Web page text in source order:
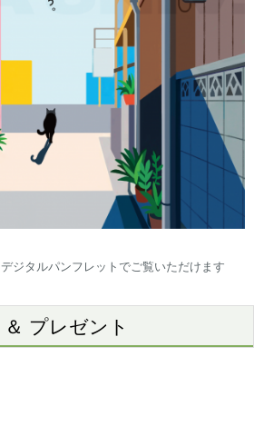
ジタルパンフレットでご覧いただけます
プレゼント